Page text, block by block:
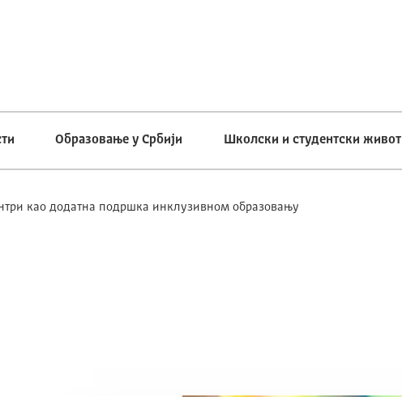
Образовање у Србији Школски и студентски живот
као додатна подршка инклузивном образовању